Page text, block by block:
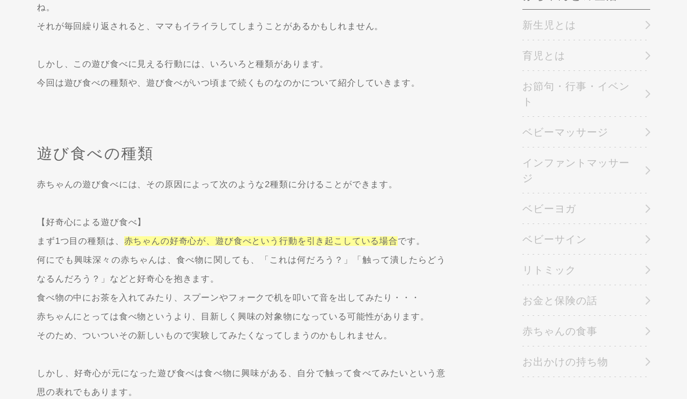
ね。
それが毎回繰り返されると、ママもイライラしてしまうことがあるかもしれません。
しかし、この遊び食べに見える行動には、いろいろと種類があります。
今回は遊び食べの種類や、遊び食べがいつ頃まで続くものなのかについて紹介していきます。
遊び食べの種類
赤ちゃんの遊び食べには、その原因によって次のような2種類に分けることができます。
【好奇心による遊び食べ】
まず1つ目の種類は、 赤ちゃんの好奇心が、遊び食べという行動を引き起こしている場合です。
何にでも興味深々の赤ちゃんは、食べ物に関しても、「これは何だろう？」「触って潰したらどう
なるんだろう？」などと好奇心を抱きます。
食べ物の中にお茶を入れてみたり、スプーンやフォークで机を叩いて音を出してみたり・・・
赤ちゃんにとっては食べ物というより、目新しく興味の対象物になっている可能性があります。
そのため、ついついその新しいもので実験してみたくなってしまうのかもしれません。
しかし、好奇心が元になった遊び食べは食べ物に興味がある、自分で触って食べてみたいという意
思の表れでもあります。
新生児とは
育児とは
お節句・行事・イベン
ト
ベビーマッサージ
インファントマッサー
ジ
ベビーヨガ
ベビーサイン
リトミック
お金と保険の話
赤ちゃんの食事
お出かけの持ち物